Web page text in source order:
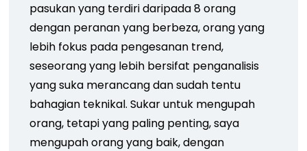
pasukan yang terdiri daripada 8 orang
dengan peranan yang berbeza, orang yang
lebih fokus pada pengesanan trend,
seseorang yang lebih bersifat penganalisis
yang suka merancang dan sudah tentu
bahagian teknikal. Sukar untuk mengupah
orang, tetapi yang paling penting, saya
mengupah orang yang baik, dengan